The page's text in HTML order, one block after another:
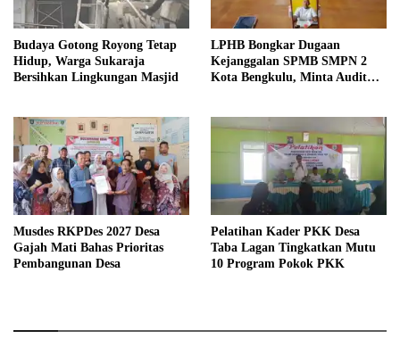
Budaya Gotong Royong Tetap
Hidup, Warga Sukaraja
Bersihkan Lingkungan Masjid
LPHB Bongkar Dugaan
Kejanggalan SPMB SMPN 2
Kota Bengkulu, Minta Audit
Musdes RKPDes 2027 Desa
Gajah Mati Bahas Prioritas
Pembangunan Desa
Pelatihan Kader PKK Desa
Taba Lagan Tingkatkan Mutu
10 Program Pokok PKK